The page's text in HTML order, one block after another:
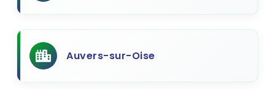
Auvers-sur-Oise